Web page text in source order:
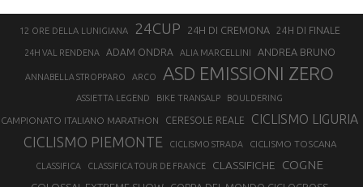
12 ORE DELLA LUNIGIANA 24CUP 24H DI CREMONA 24H DI FINALE
24H VAL RENDENA ADAM ONDRA ALIA MARCELLINI ANDREA BRUNO
ANNABELLA STROPPARO ARCO ASD EMISSIONI ZERO
ASSIETTA LEGEND BIKE TRANSALP BOULDERING
CAMPIONATO ITALIANO MARATHON CERESOLE REALE CICLISMO LIGURIA
CICLISMO PIEMONTE CICLISMO STRADA CICLISMO TOSCANA
CLASSIFICA CLASSIFICA TOUR DE FRANCE CLASSIFICHE COGNE